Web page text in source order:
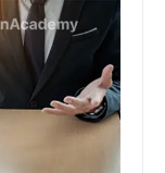
du 16